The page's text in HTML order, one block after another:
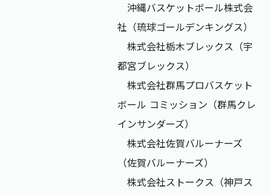
​ 沖縄バスケットボール株式会
社（琉球ゴールデンキングス）
株式会社栃木ブレックス（宇
都宮ブレックス）
​ 株式会社群馬プロバスケット
ボール コミッション（群馬クレ
インサンダーズ）
​ 株式会社佐賀バルーナーズ
（佐賀バルーナーズ）
株式会社ストークス（神戸ス